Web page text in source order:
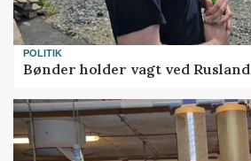
POLITIK
Bønder holder vagt ved Rusland